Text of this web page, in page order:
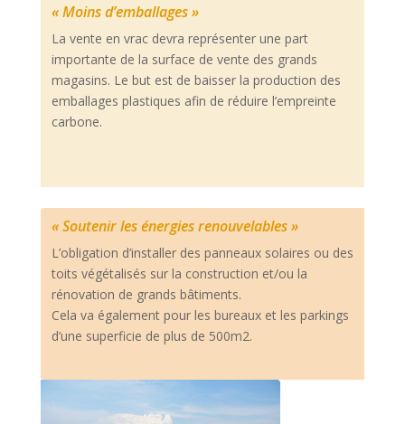
« Moins d’emballages »
La vente en vrac devra représenter une part
importante de la surface de vente des grands
magasins. Le but est de baisser la production des
emballages plastiques afin de réduire l’empreinte
carbone.
« Soutenir les énergies renouvelables »
L’obligation d’installer des panneaux solaires ou des
toits végétalisés sur la construction et/ou la
rénovation de grands bâtiments.
Cela va également pour les bureaux et les parkings
d’une superficie de plus de 500m2.